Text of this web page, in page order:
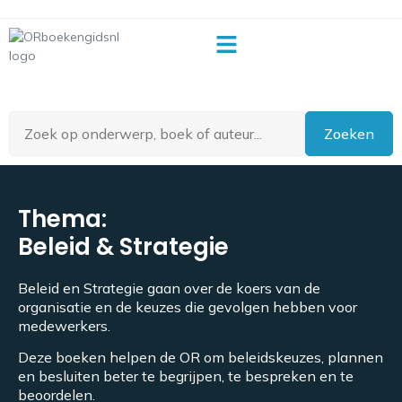
Zoeken
Thema:
Beleid & Strategie
Beleid en Strategie gaan over de koers van de
organisatie en de keuzes die gevolgen hebben voor
medewerkers.
Deze boeken helpen de OR om beleidskeuzes, plannen
en besluiten beter te begrijpen, te bespreken en te
beoordelen.